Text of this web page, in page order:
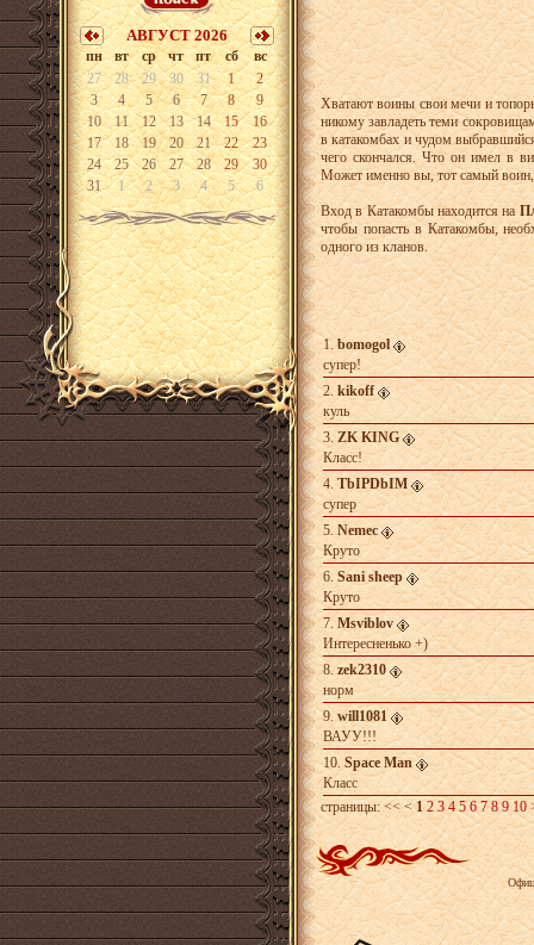
АВГУСТ 2026
пн вт ср чт пт сб
вс
27
28 29 30 31 1
2
3
4 5 6 7 8
9
10
11 12 13 14 15
16
17
18 19 20 21 22
23
24
25 26 27 28 29
30
31
1 2 3 4 5 6
Хватают воины свои мечи и
никому завладеть теми
в катакомбах и чудом
чего скончался. Что он имел в
Может именно вы, тот самый воин,
Вход в Катакомбы находится на
чтобы попасть в Катакомбы,
одного из кланов.
1.bomogol
супер!
2.kikoff
куль
3.ZK KING
Класс!
4.TbIPDbIM
супер
5.Nemec
Круто
6.Sani sheep
Круто
7.Msviblov
Интересненько +)
8.zek2310
норм
9.will1081
ВАУУ!!!
10. Space Man
Класс
страницы:<< <1 2 3 4 5 6 7 8 9 10